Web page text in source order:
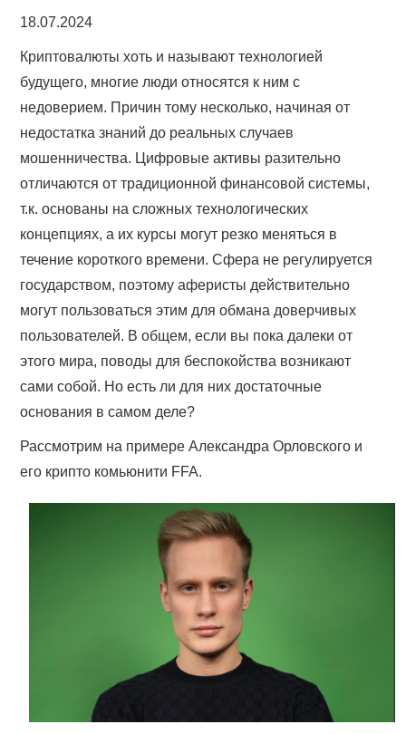
18.07.2024
Криптовалюты хоть и называют технологией
будущего, многие люди относятся к ним с
недоверием. Причин тому несколько, начиная от
недостатка знаний до реальных случаев
мошенничества. Цифровые активы разительно
отличаются от традиционной финансовой системы,
т.к. основаны на сложных технологических
концепциях, а их курсы могут резко меняться в
течение короткого времени. Сфера не регулируется
государством, поэтому аферисты действительно
могут пользоваться этим для обмана доверчивых
пользователей. В общем, если вы пока далеки от
этого мира, поводы для беспокойства возникают
сами собой. Но есть ли для них достаточные
основания в самом деле?
Рассмотрим на примере Александра Орловского и
его крипто комьюнити FFA.